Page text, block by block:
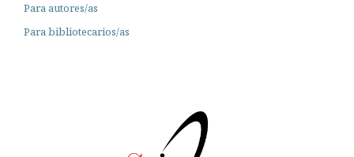
Para autores/as
Para bibliotecarios/as